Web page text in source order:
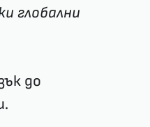
глобални
до